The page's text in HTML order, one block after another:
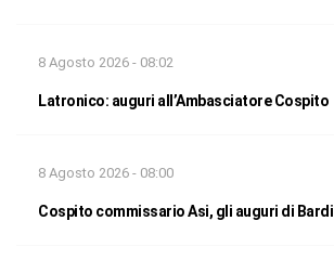
8 Agosto 2026 - 08:02
Latronico: auguri all’Ambasciatore Cospito
8 Agosto 2026 - 08:00
Cospito commissario Asi, gli auguri di Bardi